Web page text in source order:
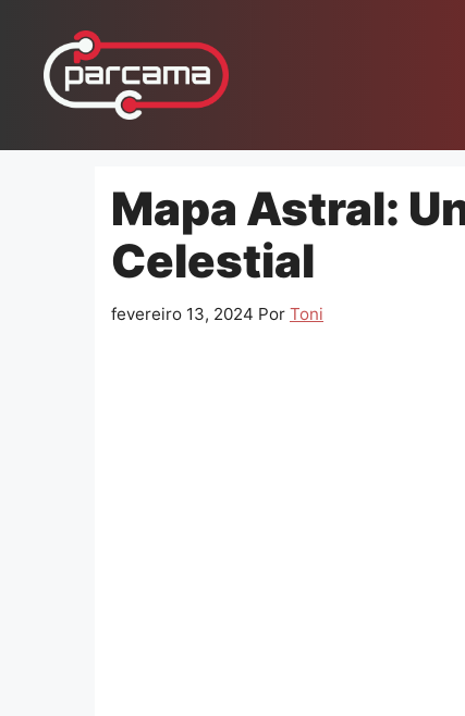
conteúdo
Mapa Astral:
Celestial
fevereiro 13, 2024 Por Toni